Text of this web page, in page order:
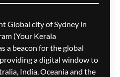
ട്രക്കിന് തീപിടിച്ചു;
മലയാളി
ബാധിച്ചു
Global city of Sydney in
(Your Kerala
a beacon for the global
a digital window to
India, Oceania and the